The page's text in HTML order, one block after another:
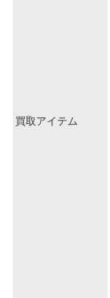
買取アイテム